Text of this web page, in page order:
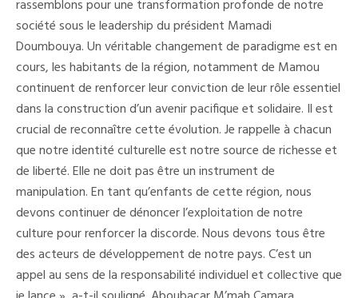
Résistance…
»
rassemblons pour une transformation profonde de notre
société sous le leadership du président Mamadi
Doumbouya. Un véritable changement de paradigme est en
cours, les habitants de la région, notamment de Mamou
continuent de renforcer leur conviction de leur rôle essentiel
dans la construction d’un avenir pacifique et solidaire. Il est
crucial de reconnaître cette évolution. Je rappelle à chacun
que notre identité culturelle est notre source de richesse et
de liberté. Elle ne doit pas être un instrument de
manipulation. En tant qu’enfants de cette région, nous
devons continuer de dénoncer l’exploitation de notre
culture pour renforcer la discorde. Nous devons tous être
des acteurs de développement de notre pays. C’est un
appel au sens de la responsabilité individuel et collective que